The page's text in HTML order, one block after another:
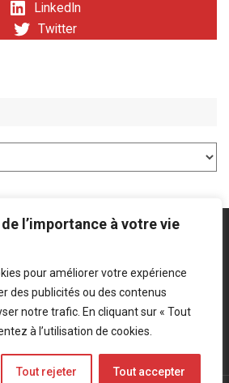
l’importance à votre vie
pour améliorer votre expérience
des publicités ou des contenus
notre trafic. En cliquant sur « Tout
à l’utilisation de cookies.
Tout rejeter Tout accepter
LinkedIn
Twitter
de confidentialité